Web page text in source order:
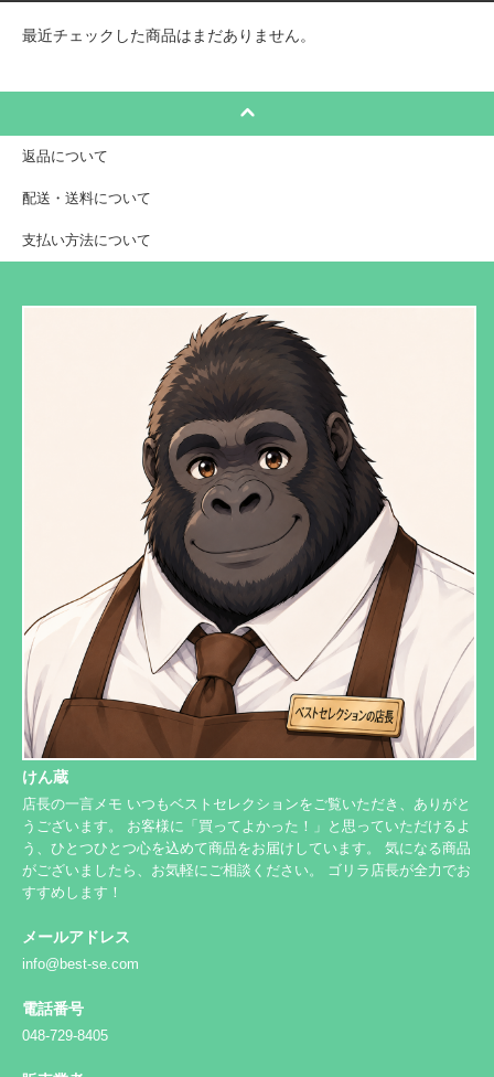
最近チェックした商品はまだありません。
返品について
配送・送料について
支払い方法について
けん蔵
店長の一言メモ いつもベストセレクションをご覧いただき、ありがと
うございます。 お客様に「買ってよかった！」と思っていただけるよ
う、ひとつひとつ心を込めて商品をお届けしています。 気になる商品
がございましたら、お気軽にご相談ください。 ゴリラ店長が全力でお
すすめします！
メールアドレス
info@best-se.com
電話番号
048-729-8405